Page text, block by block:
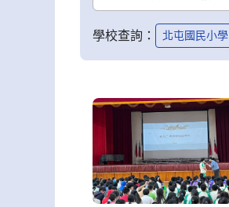
學校查詢： 北屯國民小學